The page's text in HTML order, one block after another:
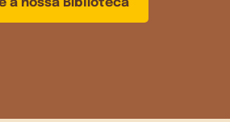
a nossa Biblioteca